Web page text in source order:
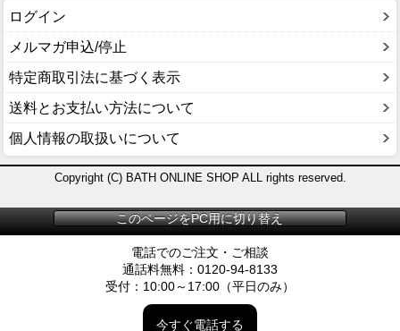
ログイン
メルマガ申込/停止
特定商取引法に基づく表示
送料とお支払い方法について
個人情報の取扱いについて
Copyright (C) BATH ONLINE SHOP ALL rights reserved.
電話でのご注文・ご相談
通話料無料：0120-94-8133
受付：10:00～17:00（平日のみ）
今すぐ電話する
このページをPC用に切り替え